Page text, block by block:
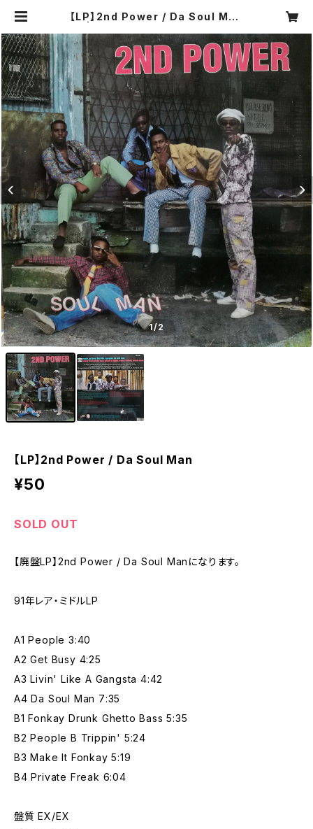
【LP】2nd Power / Da Soul Man
1/2
【LP】2nd Power / Da Soul Man
¥50
SOLD OUT
【廃盤LP】2nd Power / Da Soul Manになります。
91年レア・ミドルLP
A1 People 3:40
A2 Get Busy 4:25
A3 Livin' Like A Gangsta 4:42
A4 Da Soul Man 7:35
B1 Fonkay Drunk Ghetto Bass 5:35
B2 People B Trippin' 5:24
B3 Make It Fonkay 5:19
B4 Private Freak 6:04
盤質 EX/EX